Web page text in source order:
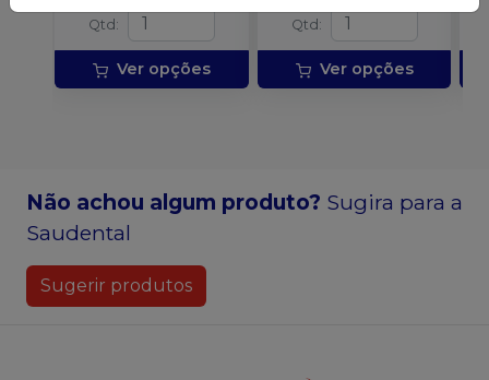
Qtd :
Ver opções
Qtd :
Ver opções
Não achou algum produto? Sugira para a
Saudental
Sugerir produtos